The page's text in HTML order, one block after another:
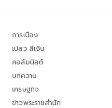
การเมือง
เปลว สีเงิน
คอลัมนิสต์
บทความ
เศรษฐกิจ
ข่าวพระราชสำนัก